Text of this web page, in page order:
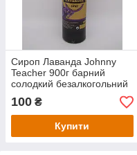
Сироп Лаванда Johnny
Teacher 900г барний
солодкий безалкогольний
для кави коктейлів
100 ₴
Купити